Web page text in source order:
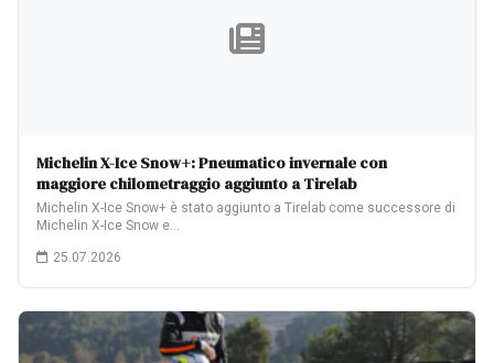
Michelin X-Ice Snow+: Pneumatico invernale con
maggiore chilometraggio aggiunto a Tirelab
Michelin X-Ice Snow+ è stato aggiunto a Tirelab come successore di
Michelin X-Ice Snow e…
25.07.2026